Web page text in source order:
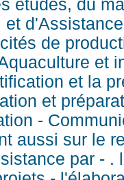
études, du
de
et
et la
et
-
aussi sur le
par -